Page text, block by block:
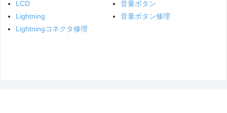
LCD
Lightning
Lightningコネクタ修理
音量ボタン
音量ボタン修理